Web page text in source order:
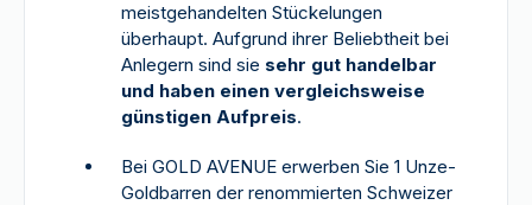
meistgehandelten Stückelungen
überhaupt. Aufgrund ihrer Beliebtheit bei
Anlegern sind sie sehr gut handelbar
und haben einen vergleichsweise
günstigen Aufpreis.
Bei GOLD AVENUE erwerben Sie 1 Unze-
Goldbarren der renommierten Schweizer